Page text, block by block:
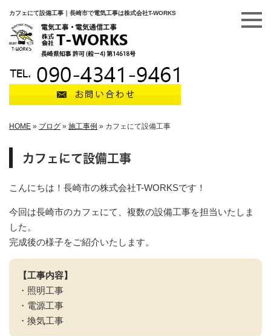
カフェにて設備工事｜長崎市で電気工事は株式会社T-WORKS
HOME » ブログ » 施工事例 » カフェにて設備工事
カフェにて設備工事
こんにちは！長崎市の株式会社T-WORKSです！
今回は長崎市のカフェにて、複数の設備工事を担当いたしま
した。
完成後の様子をご紹介いたします。
【工事内容】
・照明工事
・電源工事
・換気工事